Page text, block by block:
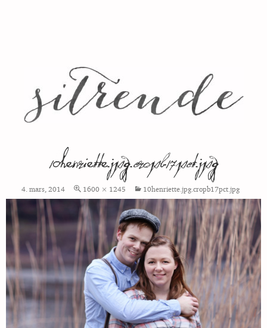
10henriette.jpg.cropb17pct.jpg
4. mars, 2014 1600 × 1245 10henriette.jpg.cropb17pct.jpg